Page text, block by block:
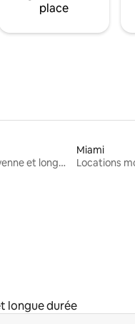
place
Locations moyenne et longue durée
Miami
longue durée